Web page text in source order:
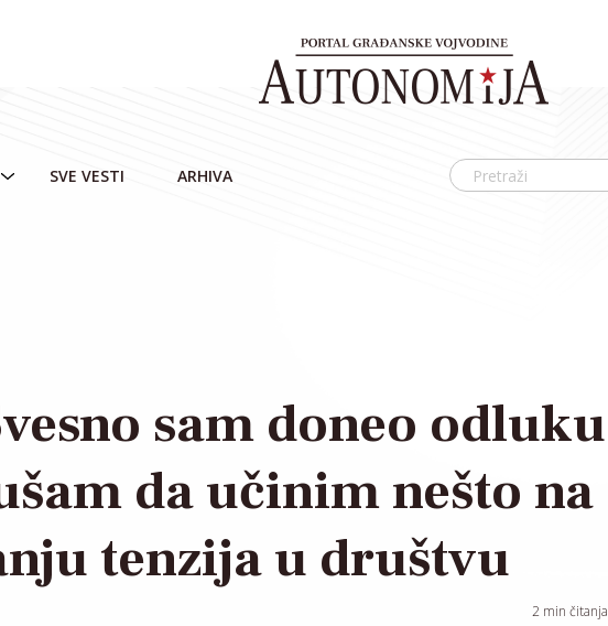
SVE VESTI ARHIVA
sam doneo odluku
da učinim nešto na
tenzija u društvu
2 min čitanja